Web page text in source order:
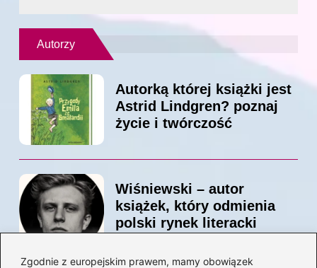
Zgodnie z europejskim prawem, mamy obowiązek
Autorzy
Autorką której książki jest
Astrid Lindgren? poznaj
życie i twórczość
Wiśniewski – autor
książek, który odmienia
polski rynek literacki